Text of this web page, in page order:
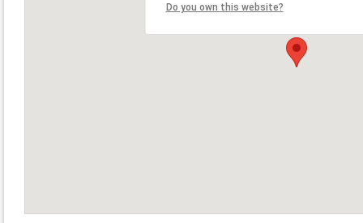
Do you own this website?